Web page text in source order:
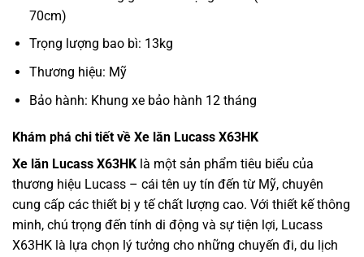
70cm)
Trọng lượng bao bì: 13kg
Thương hiệu: Mỹ
Bảo hành: Khung xe bảo hành 12 tháng
Khám phá chi tiết về Xe lăn Lucass X63HK
Xe lăn Lucass X63HK là một sản phẩm tiêu biểu của
thương hiệu Lucass – cái tên uy tín đến từ Mỹ, chuyên
cung cấp các thiết bị y tế chất lượng cao. Với thiết kế thông
minh, chú trọng đến tính di động và sự tiện lợi, Lucass
X63HK là lựa chọn lý tưởng cho những chuyến đi, du lịch